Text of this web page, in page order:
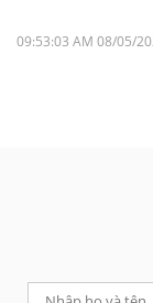
09:53:03 AM 08/05/